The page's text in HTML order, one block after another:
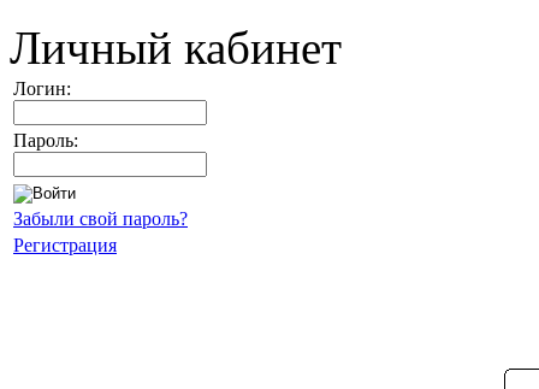
Личный кабинет
Логин:
Пароль:
Забыли свой пароль?
Регистрация